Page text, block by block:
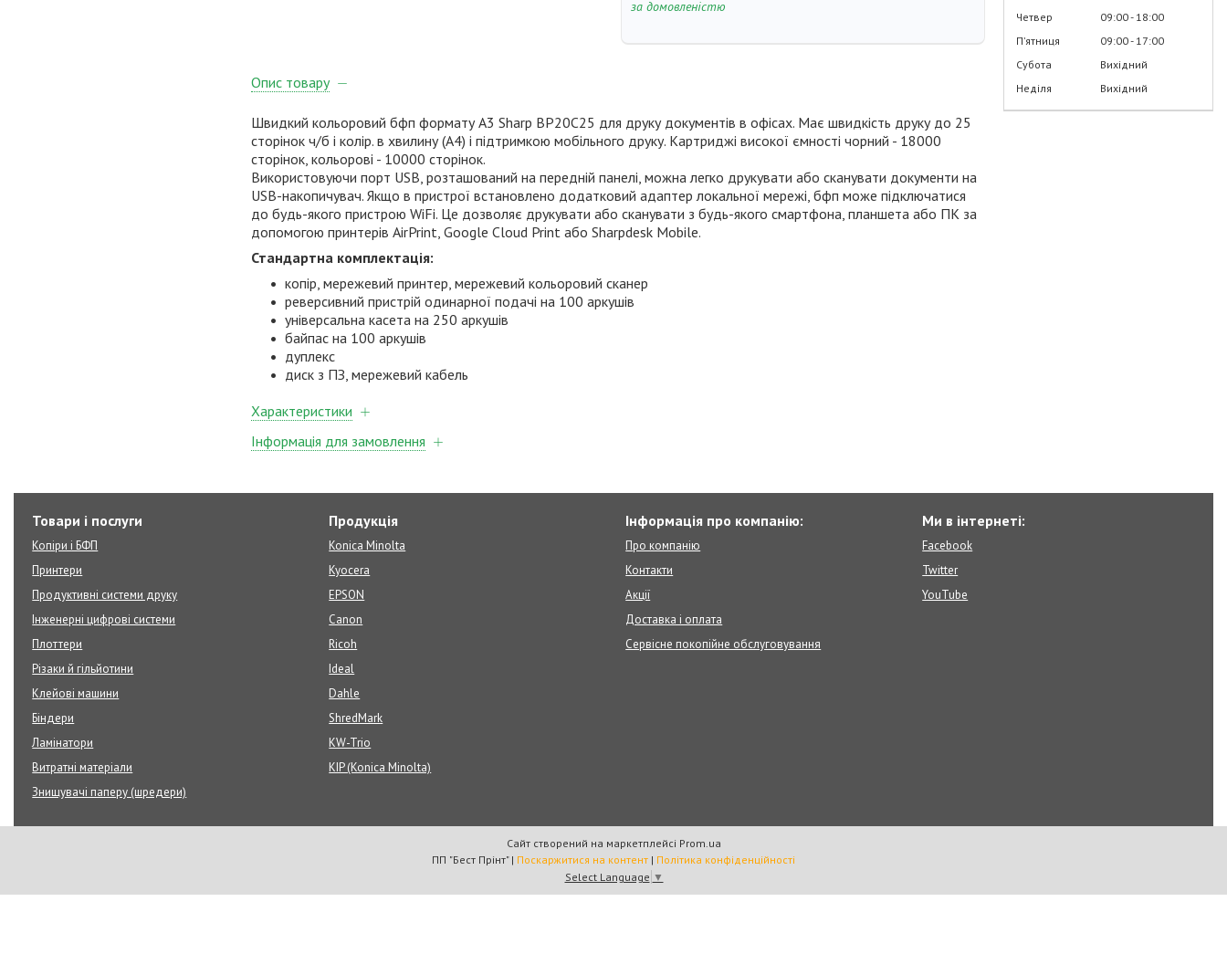
за домовленістю
Опис товару
Швидкий кольоровий бфп формату A3 Sharp BP20C25 для друку документів в офісах. Має швидкість друку до 25
сторінок ч/б і колір. в хвилину (А4) і підтримкою мобільного друку. Картриджі високої ємності чорний - 18000
сторінок, кольорові - 10000 сторінок.
Використовуючи порт USB, розташований на передній панелі, можна легко друкувати або сканувати документи на
USB-накопичувач. Якщо в пристрої встановлено додатковий адаптер локальної мережі, бфп може підключатися
до будь-якого пристрою WiFi. Це дозволяє друкувати або сканувати з будь-якого смартфона, планшета або ПК за
допомогою принтерів AirPrint, Google Cloud Print або Sharpdesk Mobile.
Стандартна комплектація:
копір, мережевий принтер, мережевий кольоровий сканер
реверсивний пристрій одинарної подачі на 100 аркушів
універсальна касета на 250 аркушів
байпас на 100 аркушів
дуплекс
диск з ПЗ, мережевий кабель
Характеристики
Інформація для замовлення
Четвер
09:00 18:00
Пʼятниця
09:00 17:00
Субота
Вихідний
Неділя
Вихідний
Товари і послуги
Копіри і БФП
Принтери
Продуктивні системи друку
Інженерні цифрові системи
Плоттери
Різаки й гільйотини
Клейові машини
Біндери
Ламінатори
Витратні матеріали
Знищувачі паперу (шредери)
Продукція
Konica Minolta
Kyocera
EPSON
Canon
Ricoh
Ideal
Dahle
ShredMark
KW-Trio
KIP (Konica Minolta)
Інформація про компанію:
Про компанію
Контакти
Акції
Доставка і оплата
Сервісне покопійне обслуговування
Ми в інтернеті:
Facebook
Twitter
YouTube
Сайт створений на маркетплейсі Prom.ua
ПП "Бест Прінт" | Поскаржитися на контент | Політика конфіденційності
Select Language ▼